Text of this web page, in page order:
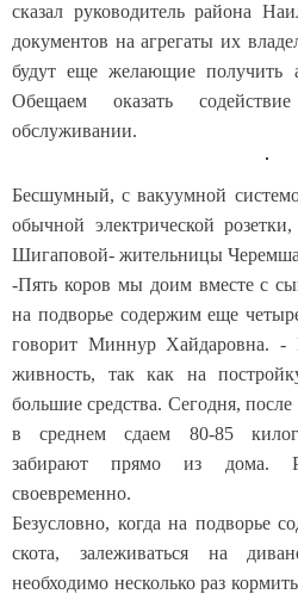
сказал руководитель района
документов на агрегаты их
будут еще желающие
Обещаем оказать
обслуживании.
Бесшумный, с вакуумной
обычной электрической
Шигаповой- жительницы
-Пять коров мы доим вместе с
на подворье содержим еще
говорит Миннур Хайдаровна. -
живность, так как на
большие средства. Сегодня,
в среднем сдаем 80-85
забирают прямо из дома.
своевременно.
Безусловно, когда на подворье
скота, залеживаться на
необходимо несколько раз